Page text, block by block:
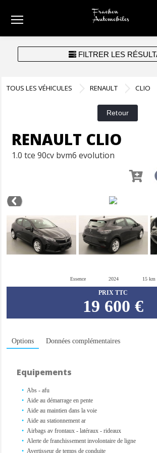
FILTRER LES
TOUS LES VÉHICULES RENAULT CLIO
RENAULT CLIO
1.0 tce 90cv bvm6 evolution
Essence 2024 15 km
PRIX TTC
19 600 €
Options Données complémentaires
Equipements
Abs - afu
Aide au démarrage en pente
Aide au maintien dans la voie
Aide au stationnement ar
Airbags av frontaux - latéraux - rideaux
Alerte de franchissement involontaire de ligne
Avertisseur de temps de conduite